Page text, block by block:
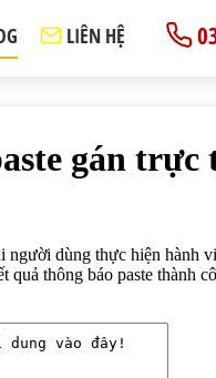
LIÊN HỆ